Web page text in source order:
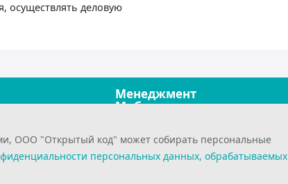
осуществлять деловую
Менеджмент
Мобильные технологии
Технологии и оборудование
Управление инновациями
ООО "Открытый код" может собирать персональные
персональных данных, обрабатываемых